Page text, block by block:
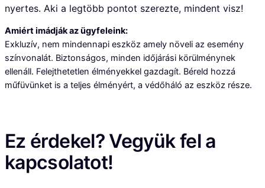
nyertes. Aki a legtöbb pontot szerezte, mindent visz!
Amiért imádják az ügyfeleink:
Exkluzív, nem mindennapi eszköz amely növeli az esemény
színvonalát. Biztonságos, minden időjárási körülménynek
ellenáll. Felejthetetlen élményekkel gazdagít. Béreld hozzá
műfüvünket is a teljes élményért, a védőháló az eszköz része.
Ez érdekel? Vegyük fel a
kapcsolatot!